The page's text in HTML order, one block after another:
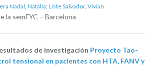
Nadal, Natàlia; Liste Salvador, Vivian
la semFYC – Barcelona
de investigación Proyecto Tao-
tensional en pacientes con HTA, FANV y